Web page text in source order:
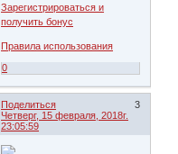
Зарегистрироваться и
получить бонус
Правила использования
0
Поделиться
3
Четверг, 15 февраля, 2018г.
23:05:59